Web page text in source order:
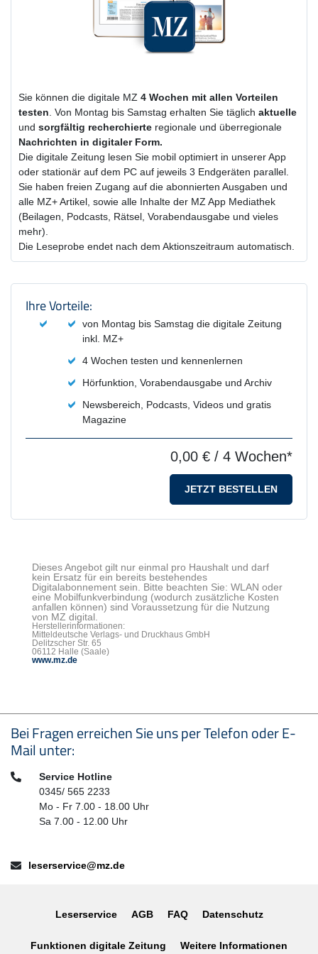
Sie können die digitale MZ 4 Wochen mit allen Vorteilen
testen. Von Montag bis Samstag erhalten Sie täglich aktuelle
und sorgfältig recherchierte regionale und überregionale
Nachrichten in digitaler Form.
Die digitale Zeitung lesen Sie mobil optimiert in unserer App
oder stationär auf dem PC auf jeweils 3 Endgeräten parallel.
Sie haben freien Zugang auf die abonnierten Ausgaben und
alle MZ+ Artikel, sowie alle Inhalte der MZ App Mediathek
(Beilagen, Podcasts, Rätsel, Vorabendausgabe und vieles
mehr).
Die Leseprobe endet nach dem Aktionszeitraum automatisch.
Produktzusammenfassung und
Ihre Vorteile:
von Montag bis Samstag die digitale Zeitung
inkl. MZ+
4 Wochen testen und kennenlernen
Hörfunktion, Vorabendausgabe und Archiv
Newsbereich, Podcasts, Videos und gratis
Magazine
0,00 € / 4 Wochen*
JETZT BESTELLEN
Dieses Angebot gilt nur einmal pro Haushalt und darf
kein Ersatz für ein bereits bestehendes
Digitalabonnement sein. Bitte beachten Sie: WLAN oder
eine Mobilfunkverbindung (wodurch zusätzliche Kosten
anfallen können) sind Voraussetzung für die Nutzung
von MZ digital.
Herstellerinformationen:
Mitteldeutsche Verlags- und Druckhaus GmbH
Delitzscher Str. 65
06112 Halle (Saale)
www.mz.de
Seitenfußbereich
Bei Fragen erreichen Sie uns per Telefon oder E-
Mail unter:
Telefon:Service Hotline
0345/ 565 2233
Mo - Fr 7.00 - 18.00 Uhr
Sa 7.00 - 12.00 Uhr
E-Mail:leserservice@mz.de
Leserservice AGB FAQ Datenschutz
Funktionen digitale Zeitung Weitere Informationen